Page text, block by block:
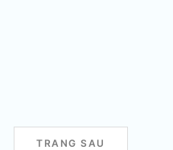
TRANG SAU